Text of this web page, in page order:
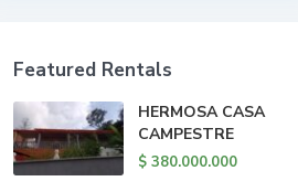
Featured Rentals
HERMOSA CASA
CAMPESTRE
$ 380.000.000